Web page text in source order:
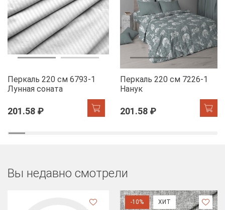
Перкаль 220 см 6793-1
Лунная соната
201.58 ₽
Перкаль 220 см 7226-1
Нанук
201.58 ₽
Вы недавно смотрели
-10% ХИТ